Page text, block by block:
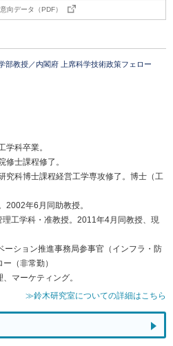
向データ（PDF）
部教授／内閣府 上席科学技術政策フェロー
学科卒業。
修士課程修了。
究科博士課程経営工学専攻修了。博士（工
2002年6月同助教授。
工学科・准教授。2011年4月同教授、現
ション推進事務局参事官（インフラ・防
（非常勤）
マーケティング。
≫鈴木研究室についての詳細はこちら